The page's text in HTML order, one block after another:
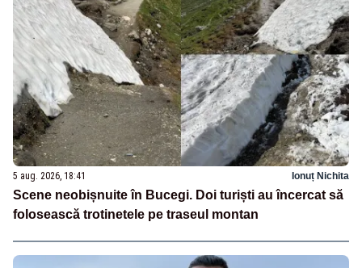
5 aug. 2026, 18:41 Ionuț Nichita
Scene neobișnuite în Bucegi. Doi turiști au încercat să
folosească trotinetele pe traseul montan